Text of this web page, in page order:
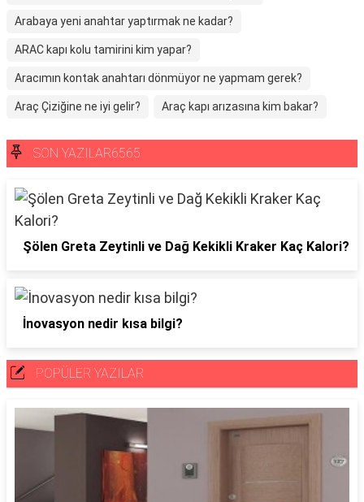
Arabaya yeni anahtar yaptırmak ne kadar?
ARAC kapı kolu tamirini kim yapar?
Aracımın kontak anahtarı dönmüyor ne yapmam gerek?
Araç Çiziğine ne iyi gelir? Araç kapı arızasına kim bakar?
SON YAZILAR6565
Şölen Greta Zeytinli ve Dağ Kekikli Kraker Kaç Kalori?
İnovasyon nedir kısa bilgi?
POPÜLER YAZILAR